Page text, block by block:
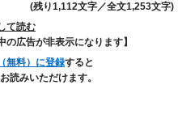
(残り1,112文字／全文1,253文字)
て読む
の広告が非表示になります】
無料）に登録すると
読みいただけます。